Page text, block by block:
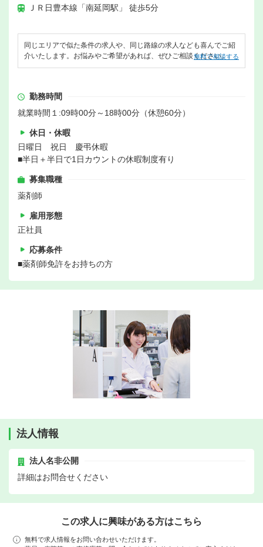
ＪＲ日豊本線「南延岡駅」 徒歩5分
同じエリアで似た条件の求人や、同じ路線の求人なども喜んでご紹
介いたします。お悩みやご希望があれば、ぜひご相談ください。
無料で相談する
勤務時間
就業時間１:09時00分～18時00分（休憩60分）
休日・休暇
日曜日 祝日 慶弔休暇
■半日＋半日で1日カウントの休暇制度有り
募集職種
薬剤師
雇用形態
正社員
応募条件
■薬剤師免許をお持ちの方
法人情報
法人名非公開
詳細はお問合せください
この求人に興味がある方はこちら
無料で求人情報をお問い合わせいただけます。